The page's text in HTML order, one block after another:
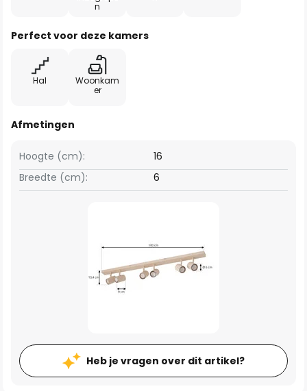
n
Perfect voor deze kamers
Hal
Woonkam
er
Afmetingen
Breedte (cm): 6
Hoogte (cm): 16
Heb je vragen over dit artikel?